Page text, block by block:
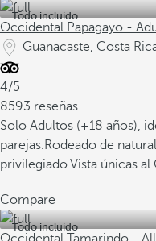
Todo incluido
Occidental Papagayo -
Guanacaste, Costa
4/5
8593 reseñas
Solo Adultos (+18 años),
parejas.Rodeado de
privilegiado.Vista únicas al
Compare
Todo incluido